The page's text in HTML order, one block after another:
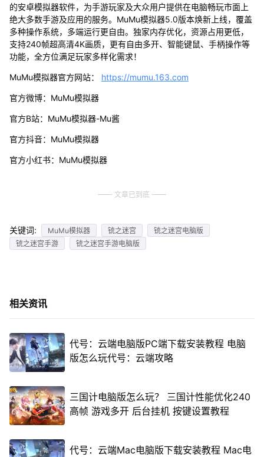
的安卓模拟器软件，为手游玩家及大众用户提供在电脑畅玩市面上
绝大多数手游及应用的服务。MuMu模拟器5.0版本焕新上线，覆盖
多种操作系统，多端运行更自由。独家内存优化，资源占用更低，
支持240帧超高清4K画质，更有自由多开、智能键鼠、手柄操作等
功能，全方位满足玩家多样化需求！
MuMu模拟器官方网站： https://mumu.163.com
官方微博：MuMu模拟器
官方B站：MuMu模拟器-Mu酱
官方抖音：MuMu模拟器
官方小红书：MuMu模拟器
文章已到底
关键词: MuMu模拟器 铳之迷宫
铳之迷宫电脑版
铳之迷宫手游
铳之迷宫手游电脑版
相关资讯
代号：云端电脑版PC端下载安装教程 电脑
版怎么玩代号：云端攻略
三国计电脑版怎么玩？ 三国计性能优化240
高帧 游戏多开 后台挂机 按键设置教程
代号：云端Mac电脑版下载安装教程 Mac电